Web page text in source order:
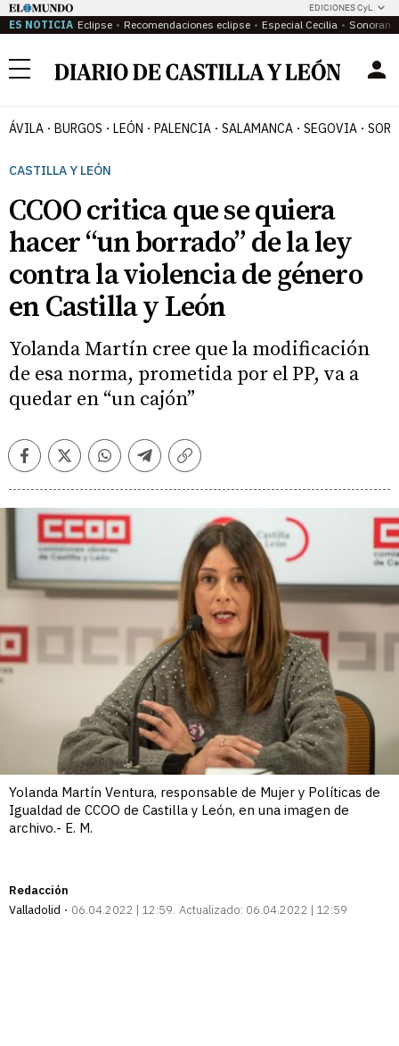
EDICIONES CyL
ES NOTICIA Eclipse Recomendaciones eclipse Especial Cecilia
Menú
ÁVILA BURGOS LEÓN PALENCIA SALAMANCA SEGOVIA
CASTILLA Y LEÓN
CCOO critica que se quiera
hacer “un borrado” de la ley
contra la violencia de género
en Castilla y León
Yolanda Martín cree que la modificación
de esa norma, prometida por el PP, va a
quedar en “un cajón”
FacebookTwitterWhatsappTelegramCopiar
Yolanda Martín Ventura, responsable de Mujer y Políticas de
Igualdad de CCOO de Castilla y León, en una imagen de
archivo.- E. M.
Redacción
Valladolid
06.04.2022 | 12:59 Actualizado: 06.04.2022 | 12:59